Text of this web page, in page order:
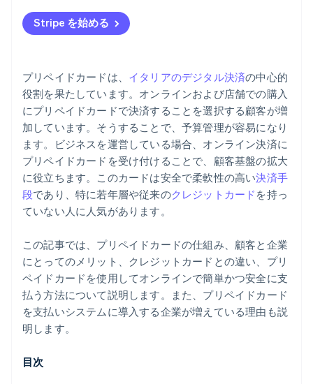
プリペイドカード決済の仕組み
プリペイドカード決済はいつ請求されますか
Stripe を始める
プリペイドカードは、 イタリアのデジタル決済の中心的
役割を果たしています。オンラインおよび店舗での購入
にプリペイドカードで決済することを選択する顧客が増
加しています。そうすることで、予算管理が容易になり
ます。ビジネスを運営している場合、オンライン決済に
プリペイドカードを受け付けることで、顧客基盤の拡大
に役立ちます。このカードは安全で柔軟性の高い決済手
段であり、特に若年層や従来のクレジットカード を持っ
ていない人に人気があります。
この記事では、プリペイドカードの仕組み、顧客と企業
にとってのメリット、クレジットカードとの違い、プリ
ペイドカードを使用してオンラインで簡単かつ安全に支
払う方法について説明します。また、プリペイドカード
を支払いシステムに導入する企業が増えている理由も説
明します。
目次